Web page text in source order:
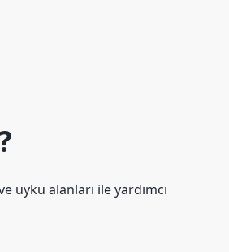
uyku alanları ile yardımcı